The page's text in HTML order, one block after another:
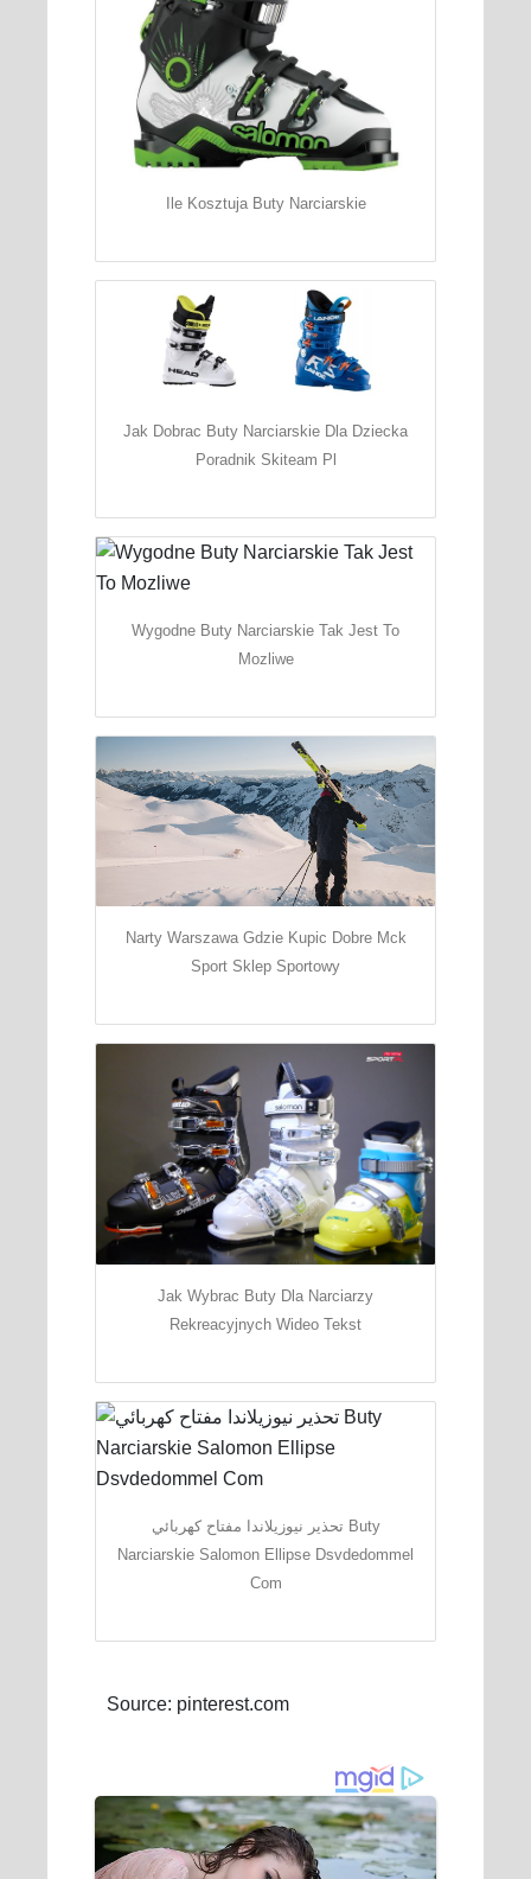
Ile Kosztuja Buty Narciarskie
Jak Dobrac Buty Narciarskie Dla Dziecka
Poradnik Skiteam Pl
Wygodne Buty Narciarskie Tak Jest To
Mozliwe
Narty Warszawa Gdzie Kupic Dobre Mck
Sport Sklep Sportowy
Jak Wybrac Buty Dla Narciarzy
Rekreacyjnych Wideo Tekst
تحذير نيوزيلاندا مفتاح كهربائي Buty
Narciarskie Salomon Ellipse Dsvdedommel
Com
Source: pinterest.com